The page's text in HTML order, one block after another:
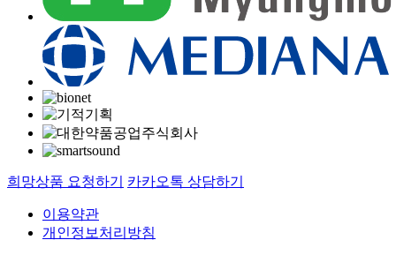
희망상품 요청하기 카카오톡 상담하기
이용약관
개인정보처리방침